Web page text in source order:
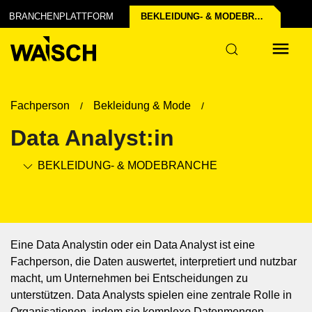
BRANCHENPLATTFORM BEKLEIDUNG- & MODE­BRANCHE
der Industrie
Fachperson Bekleidung & Mode
Data Analyst:in
BEKLEIDUNG- & MODE­BRANCHE
Eine Data Analystin oder ein Data Analyst ist eine
Fachperson, die Daten auswertet, interpretiert und nutzbar
macht, um Unternehmen bei Entscheidungen zu
unterstützen. Data Analysts spielen eine zentrale Rolle in